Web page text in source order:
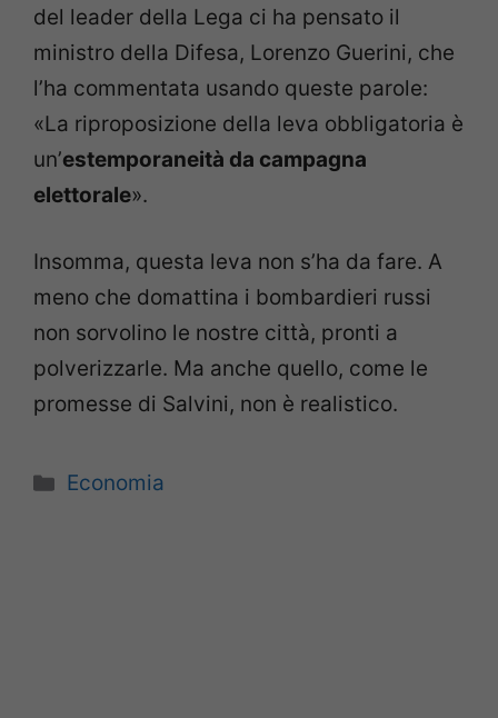
del leader della Lega ci ha pensato il
ministro della Difesa, Lorenzo Guerini, che
l’ha commentata usando queste parole:
«La riproposizione della leva obbligatoria è
un’estemporaneità da campagna
elettorale».
Insomma, questa leva non s’ha da fare. A
meno che domattina i bombardieri russi
non sorvolino le nostre città, pronti a
polverizzarle. Ma anche quello, come le
promesse di Salvini, non è realistico.
Categorie
Economia